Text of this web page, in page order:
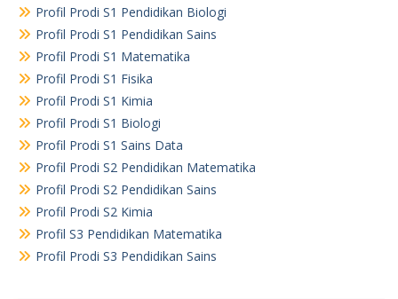
Profil Prodi S1 Pendidikan Biologi
Profil Prodi S1 Pendidikan Sains
Profil Prodi S1 Matematika
Profil Prodi S1 Fisika
Profil Prodi S1 Kimia
Profil Prodi S1 Biologi
Profil Prodi S1 Sains Data
Profil Prodi S2 Pendidikan Matematika
Profil Prodi S2 Pendidikan Sains
Profil Prodi S2 Kimia
Profil S3 Pendidikan Matematika
Profil Prodi S3 Pendidikan Sains